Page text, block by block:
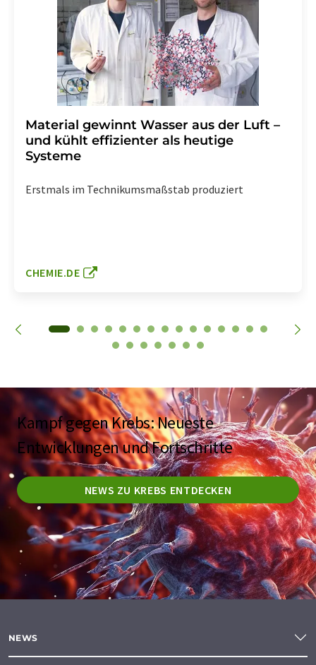
Material gewinnt Wasser aus der Luft –
und kühlt effizienter als heutige
Systeme
Erstmals im Technikumsmaßstab produziert
CHEMIE.DE
Kampf gegen Krebs: Neueste
Entwicklungen und Fortschritte
NEWS ZU KREBS ENTDECKEN
NEWS